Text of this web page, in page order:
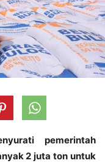
pemerintah
2 juta ton untuk